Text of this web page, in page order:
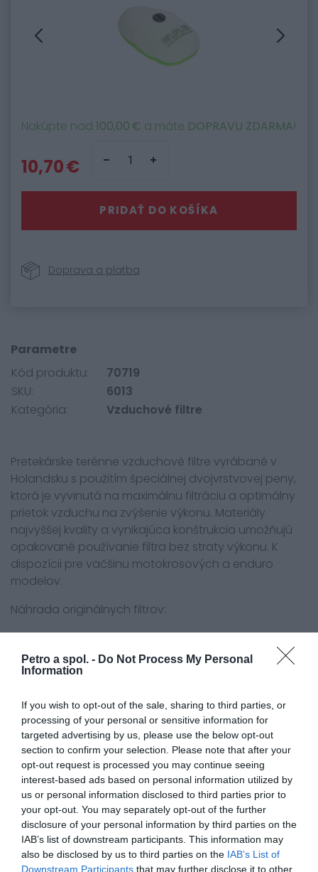
Petro a spol. - Do Not Process My Personal
Information
If you wish to opt-out of the sale, sharing to third parties, or
processing of your personal or sensitive information for
targeted advertising by us, please use the below opt-out
section to confirm your selection. Please note that after your
opt-out request is processed you may continue seeing
interest-based ads based on personal information utilized by
us or personal information disclosed to third parties prior to
your opt-out. You may separately opt-out of the further
disclosure of your personal information by third parties on the
IAB’s list of downstream participants. This information may
also be disclosed by us to third parties on the IAB’s List of
Downstream Participants that may further disclose it to other
Nakúpte nad 100,00 € a máte DOPRAVU ZDARMA!
10,70 €
PRIDAŤ DO KOŠÍKA
Doprava a platba
Parametre
Kód produktu:
70719
SKU:
6013
Kategória:
Vzduchové filtre
Pretekárske terénne vzduchové filtre vyrábané v
Holandsku s použitím špeciálnej dvojvrstvovej peny,
ktorá je vyvinutá na maximálnu filtráciu a optimálny
prietok vzduchu na zvýšenie výkonu. Materiály
najvyššej kvality a vynikajúca konštrukcia umožňujú
opakované používanie filtra bez straty výkonu. K
dispozícii pre väčšinu motokrosových a enduro
modelov.
Náhrada originálnych filtrov:
Twin Air 158185
Určené pre modely:
FE390 Enduro 10-12
FE450 Enduro 09-12
FX450 Cross Country 10-11
FE570 Enduro 09-12
FS570 Supermoto 10-11